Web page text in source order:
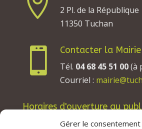
Gérer le consentement
2 Pl. de la République
11350 Tuchan

Contacter la Mairie
Tél. 04 68 45 51 00(à
Courriel :
Horaires d'ouverture au
Les lundis, mardis et jeudis : de